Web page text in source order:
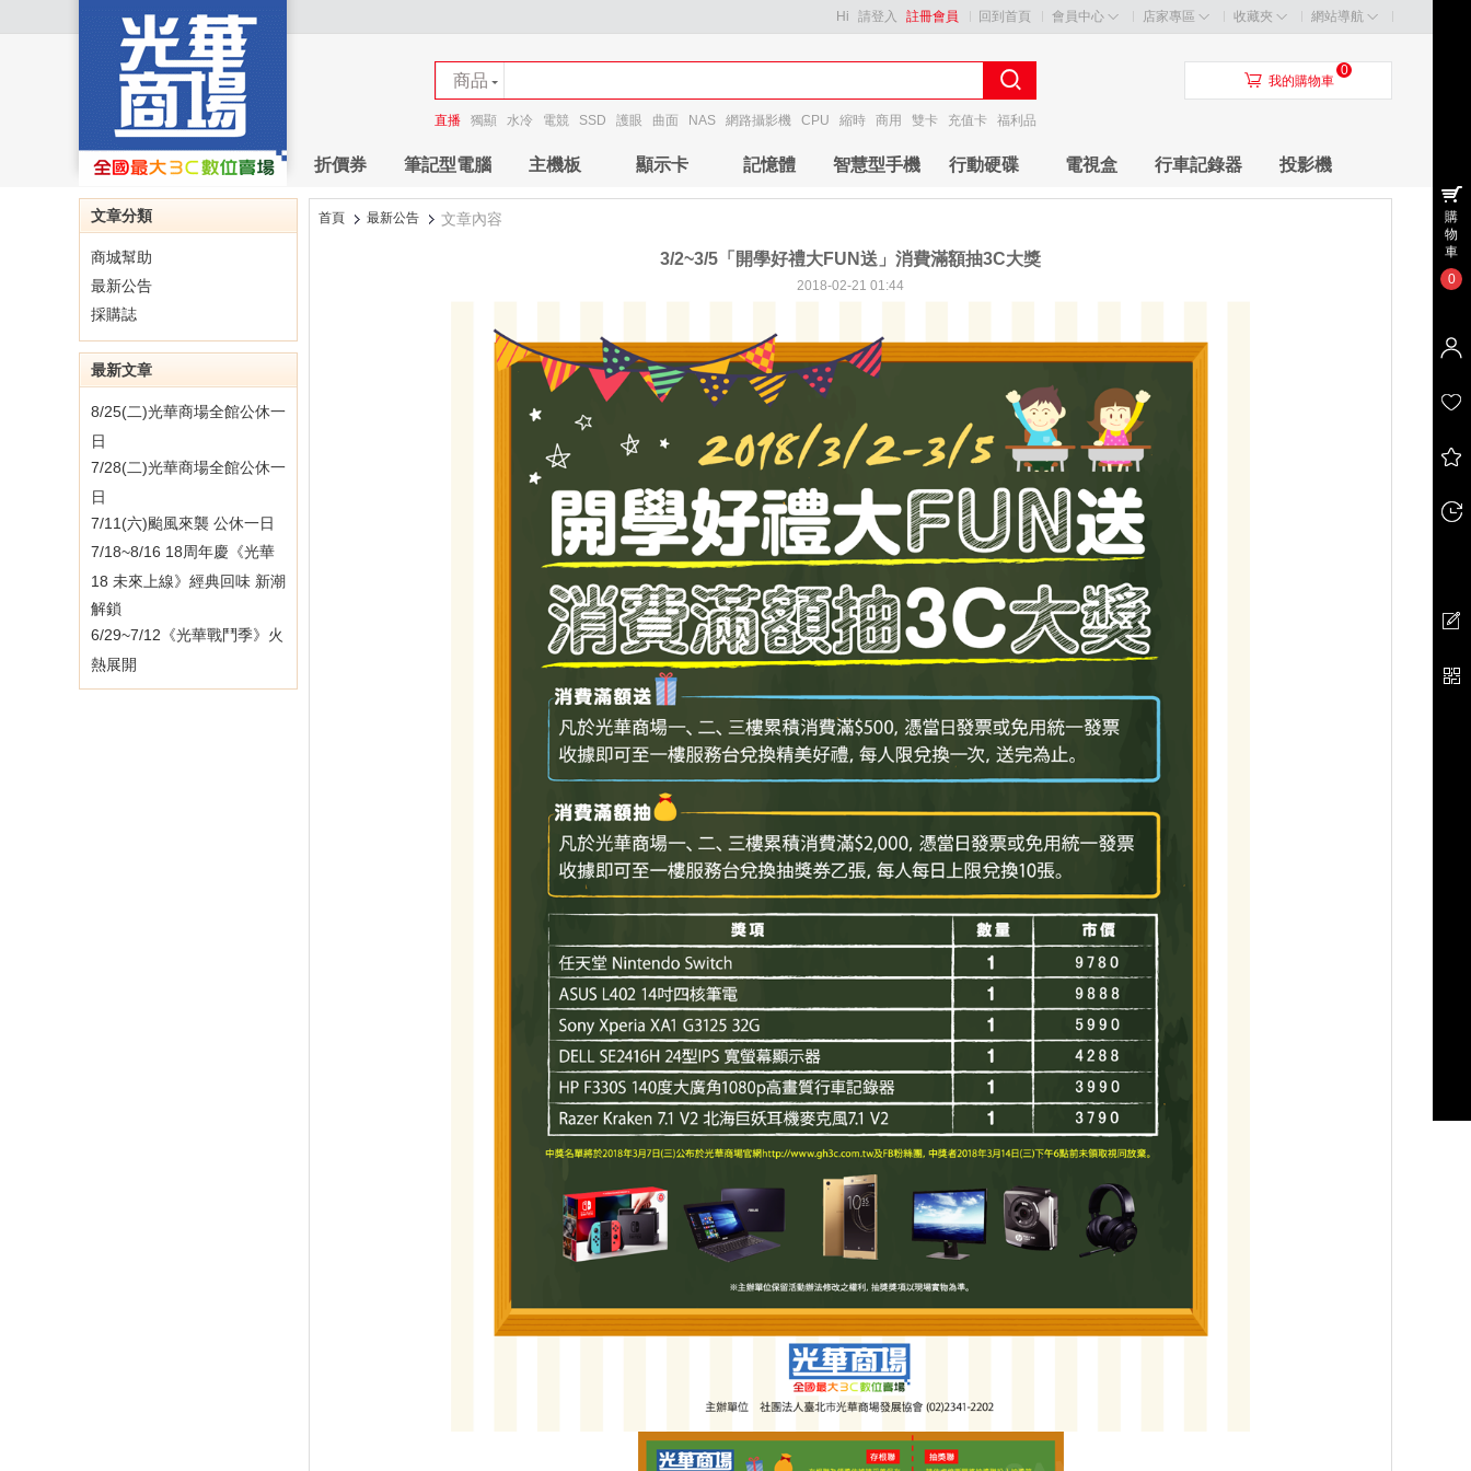
回到首頁 會員中心 店家專區 收藏夾 網站導航
Hi 請登入 註冊會員
商品
商店
直播 獨顯 水冷 電競 SSD 護眼 曲面 NAS 網路攝影機 CPU 縮時 商用 雙卡 充值卡 福利品
󰃦 我的購物車
0
折價券 筆記型電腦 主機板 顯示卡 記憶體 智慧型手機 行動硬碟 電視盒 行車記錄器 投影機
文章分類
商城幫助
最新公告
採購誌
最新文章
8/25(二)光華商場全館公休一
日
7/28(二)光華商場全館公休一
日
7/11(六)颱風來襲 公休一日
7/18~8/16 18周年慶《光華
18 未來上線》經典回味 新潮
解鎖
6/29~7/12《光華戰鬥季》火
熱展開
首頁 最新公告 文章內容
3/2~3/5「開學好禮大FUN送」消費滿額抽3C大獎
2018-02-21 01:44
購
物
車
0